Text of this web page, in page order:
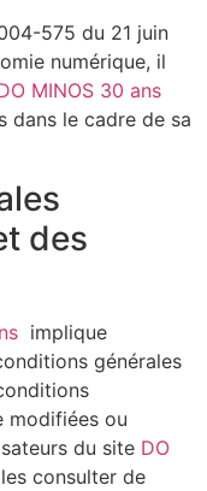
575 du 21 juin
numérique, il
MINOS 30 ans
dans le cadre de sa
des
implique
générales
modifiées ou
du site DO
consulter de